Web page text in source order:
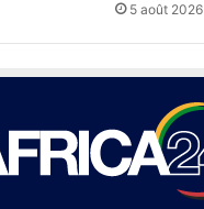
5 août 2026